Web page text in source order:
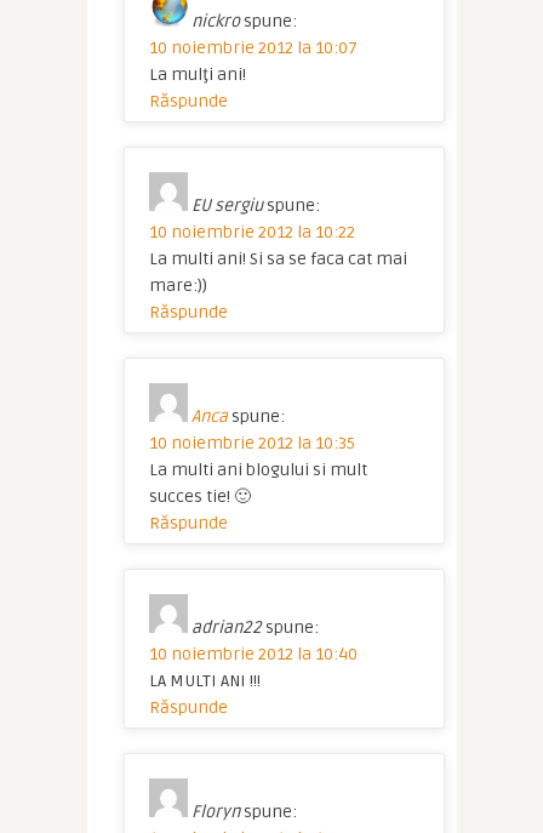
nickro spune:
10 noiembrie 2012 la 10:07
La mulţi ani!
Răspunde
EU sergiu spune:
10 noiembrie 2012 la 10:22
La multi ani! Si sa se faca cat mai
mare:))
Răspunde
Anca spune:
10 noiembrie 2012 la 10:35
La multi ani blogului si mult
succes tie! 🙂
Răspunde
adrian22 spune:
10 noiembrie 2012 la 10:40
LA MULTI ANI !!!
Răspunde
Floryn spune: